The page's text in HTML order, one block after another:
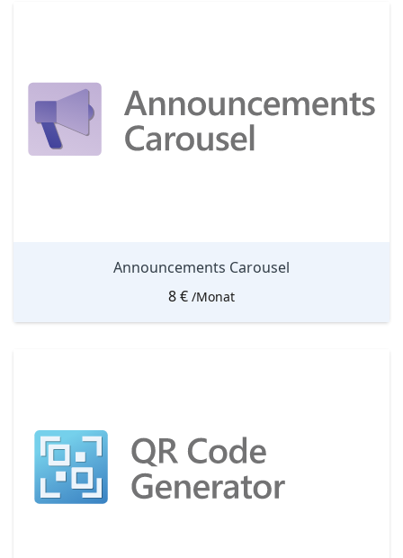
Announcements Carousel
8€ /Monat